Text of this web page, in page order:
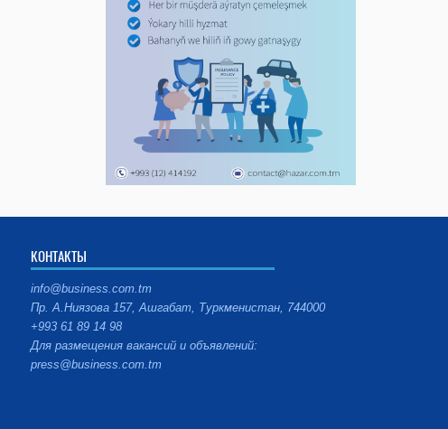
КОНТАКТЫ
info@business.com.tm
Пр. А.Ниязова 157, Ашгабат, Туркменистан, 744000
+993 61 89 14 98
Для размещения вакансий и объявлений:
press@business.com.tm